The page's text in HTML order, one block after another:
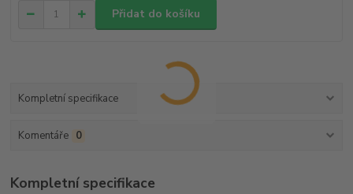
Přidat do košíku
Kompletní specifikace
Komentáře 0
Kompletní specifikace